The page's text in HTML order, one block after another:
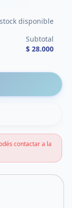
disponible
Subtotal
$ 28.000
contactar a la